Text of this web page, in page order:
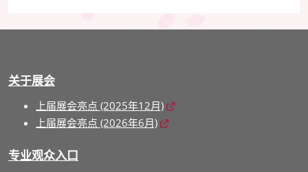
关于展会
上届展会亮点 (2025年12月)
上届展会亮点 (2026年6月)
专业观众入口